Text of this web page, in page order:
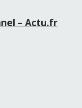
– Actu.fr